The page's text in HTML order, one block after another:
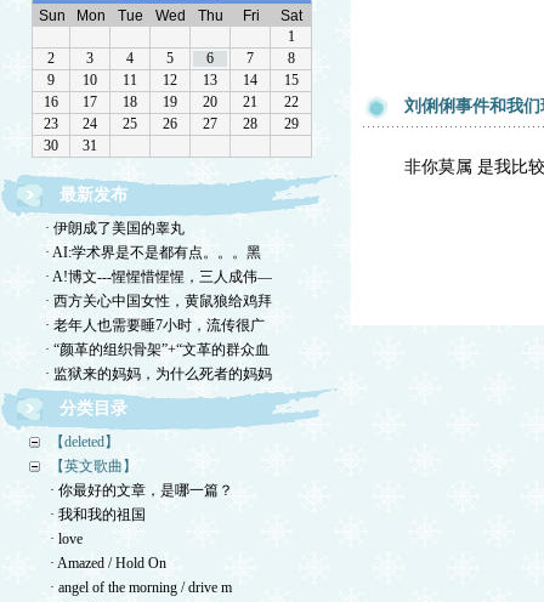
最新发布
· 伊朗成了美国的睾丸
· AI:学术界是不是都有点。。。黑
· A!博文---惺惺惜惺惺，三人成伟—
· 西方关心中国女性，黄鼠狼给鸡拜
· 老年人也需要睡7小时，流传很广
· “颜革的组织骨架”+“文革的群众血
· 监狱来的妈妈，为什么死者的妈妈
分类目录
【deleted】
【英文歌曲】
· 你最好的文章，是哪一篇？
· 我和我的祖国
· love
· Amazed / Hold On
· angel of the morning / drive m
刘俐俐事件和我
非你莫属 是我比